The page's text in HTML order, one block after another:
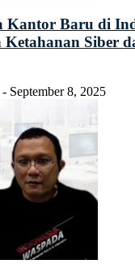
Kantor Baru di
Siber
- September 8, 2025